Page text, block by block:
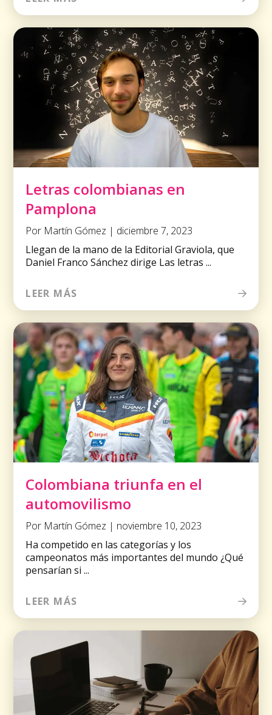
Letras colombianas en
Pamplona
Por Martín Gómez | diciembre 7, 2023
Llegan de la mano de la Editorial Graviola, que
Daniel Franco Sánchez dirige Las letras ...
LEER MÁS
Colombiana triunfa en el
automovilismo
Por Martín Gómez | noviembre 10, 2023
Ha competido en las categorías y los
campeonatos más importantes del mundo ¿Qué
pensarían si ...
LEER MÁS